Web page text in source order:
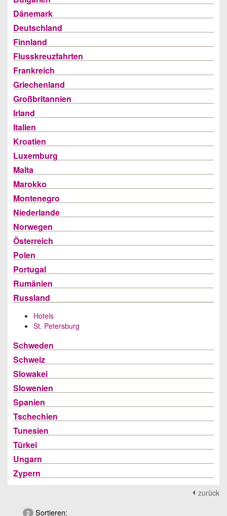
Dänemark
Deutschland
Finnland
Flusskreuzfahrten
Frankreich
Griechenland
Großbritannien
Irland
Italien
Kroatien
Luxemburg
Malta
Marokko
Montenegro
Niederlande
Norwegen
Österreich
Polen
Portugal
Rumänien
Russland
Hotels
St. Petersburg
Schweden
Schweiz
Slowakei
Slowenien
Spanien
Tschechien
Tunesien
Türkei
Ungarn
Zypern
zurück
2 Sortieren: